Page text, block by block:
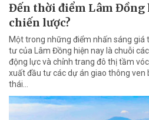
Đến thời điểm Lâm Đồng
chiến lược?
Một trong những điểm nhấn sáng giá
tư của Lâm Đồng hiện nay là chuỗi
động lực và chỉnh trang đô thị tầm
xuất đầu tư các dự án giao thông ven
thái…